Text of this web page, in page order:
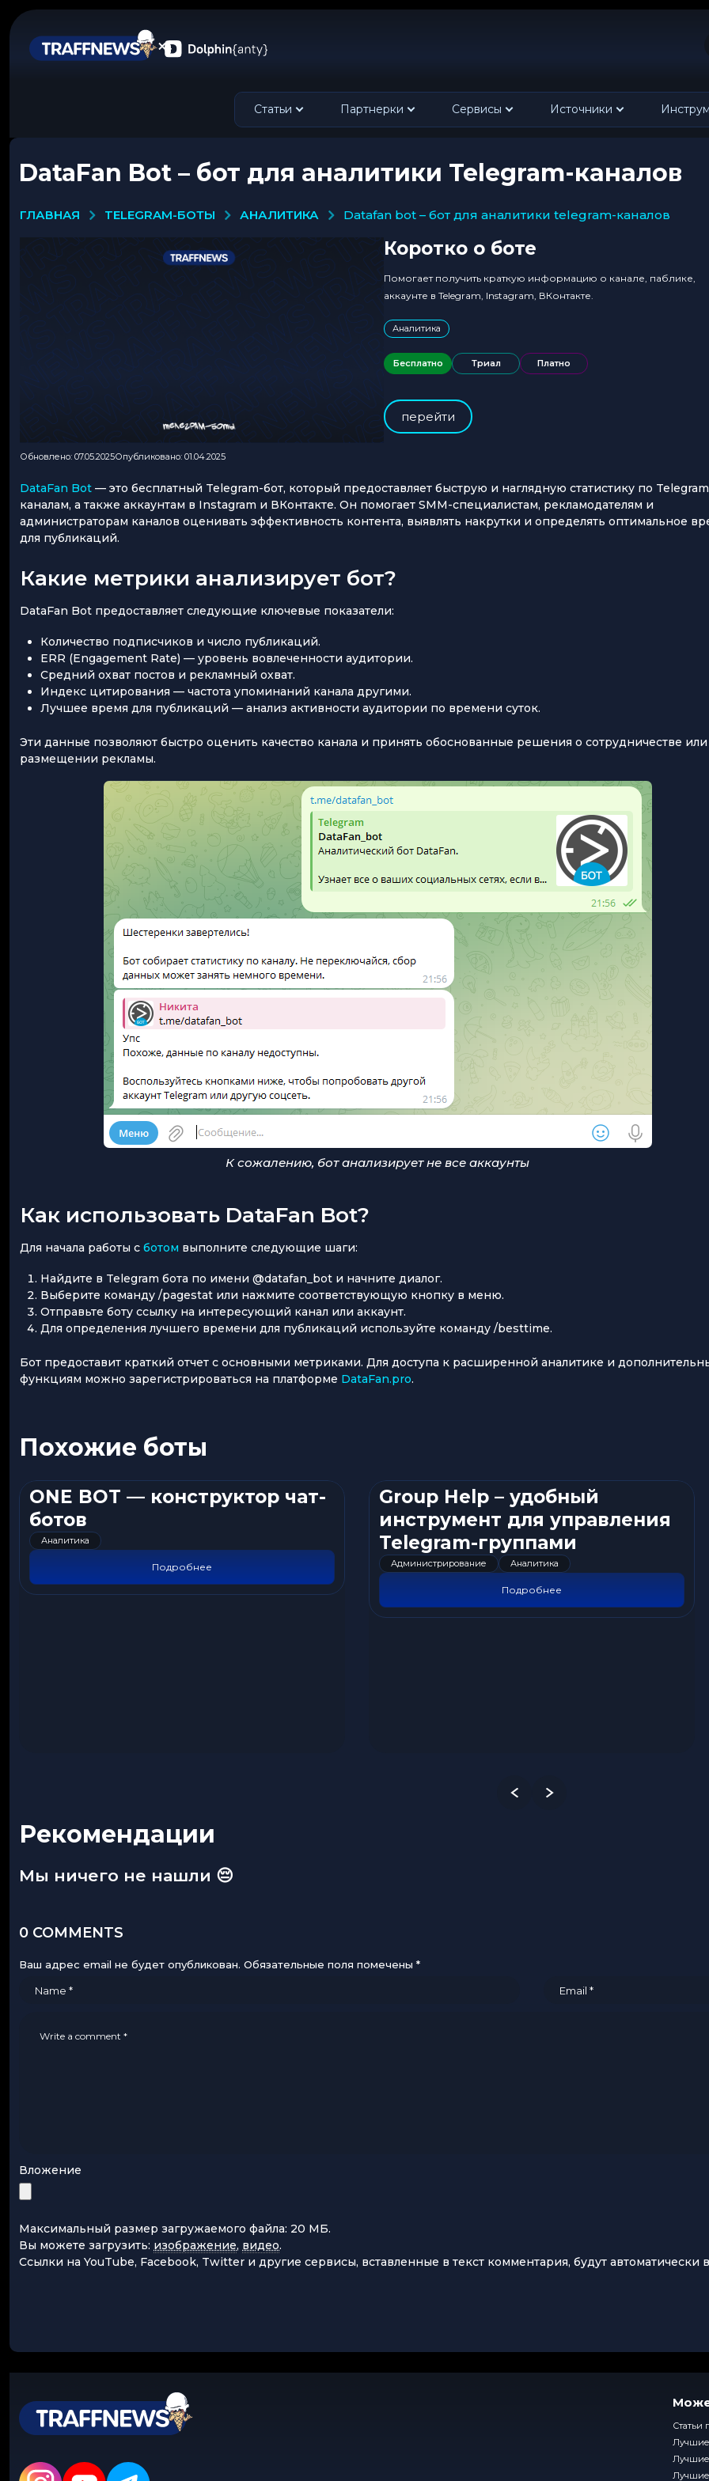
Статьи Партнерки Сервисы Источники
DataFan Bot – бот для аналитики Telegram-каналов
ГЛАВНАЯ TELEGRAM-БОТЫ АНАЛИТИКА datafan bot – бот для аналитики telegram-каналов
Коротко о боте
Помогает получить краткую информацию о канале, паблике,
аккаунте в Telegram, Instagram, ВКонтакте.
Аналитика
Бесплатно Триал Платно
перейти
Обновлено: 07.05.2025Опубликовано: 01.04.2025
DataFan Bot — это бесплатный Telegram-бот, который предоставляет быструю и наглядную статистику по
каналам, а также аккаунтам в Instagram и ВКонтакте. Он помогает SMM-специалистам, рекламодателям и
администраторам каналов оценивать эффективность контента, выявлять накрутки и определять оптимальное
для публикаций.
Какие метрики анализирует бот?
DataFan Bot предоставляет следующие ключевые показатели:
Количество подписчиков и число публикаций.
ERR (Engagement Rate) — уровень вовлеченности аудитории.
Средний охват постов и рекламный охват.
Индекс цитирования — частота упоминаний канала другими.
Лучшее время для публикаций — анализ активности аудитории по времени суток.
Эти данные позволяют быстро оценить качество канала и принять обоснованные решения о сотрудничестве или
размещении рекламы.
К сожалению, бот анализирует не все аккаунты
Как использовать DataFan Bot?
Для начала работы с ботом выполните следующие шаги:
Найдите в Telegram бота по имени @datafan_bot и начните диалог.
Выберите команду /pagestat или нажмите соответствующую кнопку в меню.
Отправьте боту ссылку на интересующий канал или аккаунт.
Для определения лучшего времени для публикаций используйте команду /besttime.
Бот предоставит краткий отчет с основными метриками. Для доступа к расширенной аналитике и
функциям можно зарегистрироваться на платформе DataFan.pro.
Похожие боты
ONE BOT — конструктор чат-
ботов
Аналитика
Подробнее
Group Help – удобный
инструмент для управления
Telegram-группами
Администрирование Аналитика
Подробнее
Рекомендации
Мы ничего не нашли 😔
0 COMMENTS
Ваш адрес email не будет опубликован. Обязательные поля помечены *
Вложение
Максимальный размер загружаемого файла: 20 МБ.
Вы можете загрузить: изображение, видео.
Ссылки на YouTube, Facebook, Twitter и другие сервисы, вставленные в текст комментария, будут автоматически
Статьи
Лучшие